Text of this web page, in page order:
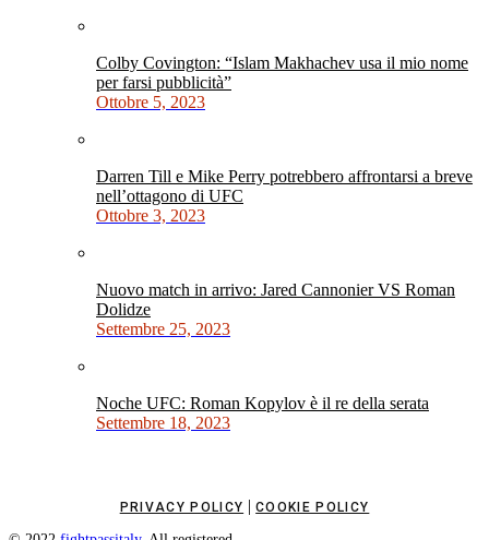
Colby Covington: “Islam Makhachev usa il mio nome
per farsi pubblicità”
Ottobre 5, 2023
Darren Till e Mike Perry potrebbero affrontarsi a breve
nell’ottagono di UFC
Ottobre 3, 2023
Nuovo match in arrivo: Jared Cannonier VS Roman
Dolidze
Settembre 25, 2023
Noche UFC: Roman Kopylov è il re della serata
Settembre 18, 2023
PRIVACY POLICY |COOKIE POLICY